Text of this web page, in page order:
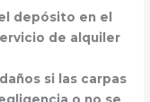
depósito en el
de alquiler
si las carpas